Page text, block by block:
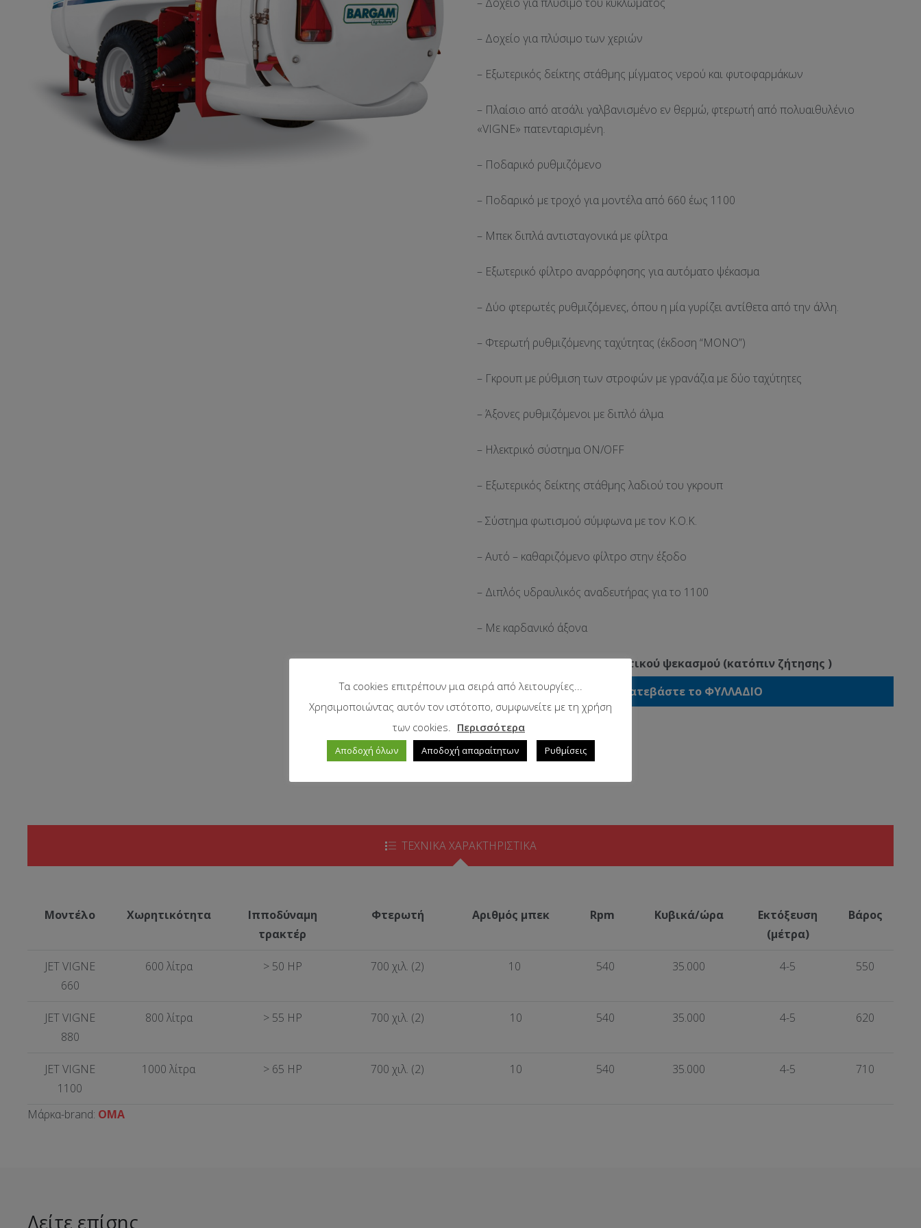
– Δοχείο για πλύσιμο των χεριών
– Εξωτερικός δείκτης στάθμης μίγματος νερού και φυτοφαρμάκων
– Πλαίσιο από ατσάλι γαλβανισμένο εν θερμώ, φτερωτή από πολυαιθυλένιο
«VIGNE» πατενταρισμένη.
– Ποδαρικό ρυθμιζόμενο
– Ποδαρικό με τροχό για μοντέλα από 660 έως 1100
– Μπεκ διπλά αντισταγονικά με φίλτρα
– Εξωτερικό φίλτρο αναρρόφησης για αυτόματο ψέκασμα
– Δύο φτερωτές ρυθμιζόμενες, όπου η μία γυρίζει αντίθετα από την άλλη.
– Φτερωτή ρυθμιζόμενης ταχύτητας (έκδοση “MONO”)
– Γκρουπ με ρύθμιση των στροφών με γρανάζια με δύο ταχύτητες
– Άξονες ρυθμιζόμενοι με διπλό άλμα
– Ηλεκτρικό σύστημα ΟΝ/OFF
– Εξωτερικός δείκτης στάθμης λαδιού του γκρουπ
– Σύστημα φωτισμού σύμφωνα με τον Κ.Ο.Κ.
– Αυτό – καθαριζόμενο φίλτρο στην έξοδο
– Διπλός υδραυλικός αναδευτήρας για το 1100
– Με καρδανικό άξονα
– Με σύστημα ηλεκτροστατικού ψεκασμού (κατόπιν ζήτησης )
Κατεβάστε το ΦΥΛΛΑΔΙΟ
ΤΕΧΝΙΚΑ ΧΑΡΑΚΤΗΡΙΣΤΙΚΑ
Μοντέλο Χωρητικότητα
Ιπποδύναμη
τρακτέρ
Φτερωτή Αριθμός μπεκ Rpm Κυβικά/ώρα
Εκτόξευση
(μέτρα)
Βάρος
JET VIGNE
660
600 λίτρα > 50 HP 700 χιλ. (2) 10 540 35.000 4-5 550
JET VIGNE
880
800 λίτρα > 55 HP 700 χιλ. (2) 10 540 35.000 4-5 620
JET VIGNE
1100
1000 λίτρα > 65 HP 700 χιλ. (2) 10 540 35.000 4-5 710
Μάρκα-brand: OMA
Δείτε επίσης
Τα cookies επιτρέπουν μια σειρά από λειτουργίες...
Χρησιμοποιώντας αυτόν τον ιστότοπο, συμφωνείτε με τη χρήση
των cookies. Περισσότερα
Αποδοχή όλων Αποδοχή απαραίτητων Ρυθμίσεις